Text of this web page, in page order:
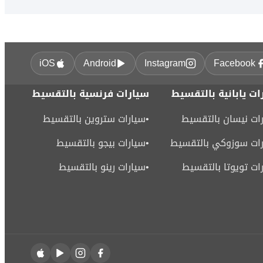
Facebook
Instagram
Android
iOS
يابانية بالتقسيط
نيسان بالتقسيط
سوزوكي بالتقسيط
تويوتا بالتقسيط
سيارات فرنسية بالتقسيط
•سيارات ستروين بالتقسيط
•سيارات بيجو بالتقسيط
•سيارات رينو بالتقسيط